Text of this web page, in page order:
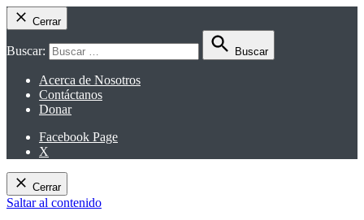
Cerrar
Buscar: Buscar
Acerca de Nosotros
Contáctanos
Donar
Facebook Page
X
Cerrar
Saltar al contenido